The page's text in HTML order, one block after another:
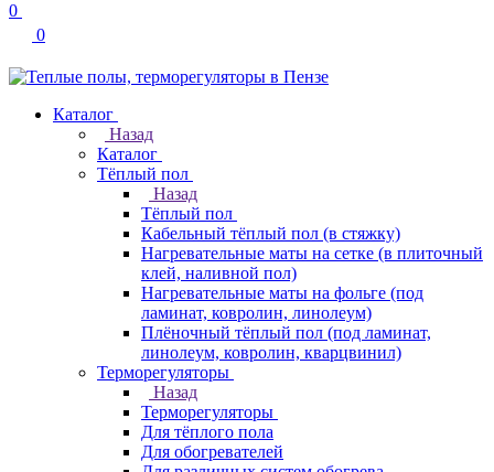
0
0
Каталог
Назад
Каталог
Тёплый пол
Назад
Тёплый пол
Кабельный тёплый пол (в стяжку)
Нагревательные маты на сетке (в плиточный
клей, наливной пол)
Нагревательные маты на фольге (под
ламинат, ковролин, линолеум)
Плёночный тёплый пол (под ламинат,
линолеум, ковролин, кварцвинил)
Терморегуляторы
Назад
Терморегуляторы
Для тёплого пола
Для обогревателей